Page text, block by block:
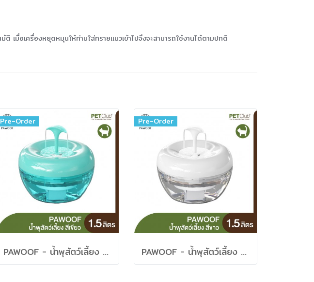
เมื่อเครื่องหยุดหมุนให้ท่านใส่ทรายแมวเข้าไปจึงจะสามารถใช้งานได้ตามปกติ
Pre-Order
PAWOOF - น้ำพุสัตว์เลี้ยง สีเขียว 1.5ลิตร
Pre-Order
PAWOOF - น้ำพุสัตว์เลี้ยง สีขาว 1.5ลิตร